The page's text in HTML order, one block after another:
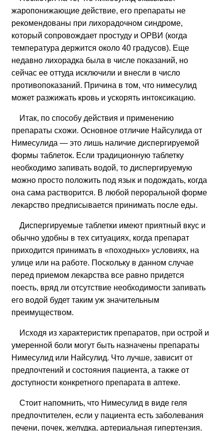
жаропонижающие действие, его препараты не
рекомендованы при лихорадочном синдроме,
который сопровождает простуду и ОРВИ (когда
температура держится около 40 градусов). Еще
недавно лихорадка была в числе показаний, но
сейчас ее оттуда исключили и внесли в число
противопоказаний. Причина в том, что нимесулид
может разжижать кровь и ускорять интоксикацию.
Итак, по способу действия и применению
препараты схожи. Основное отличие Найсулида от
Нимесулида — это лишь наличие диспергируемой
формы таблеток. Если традиционную таблетку
необходимо запивать водой, то диспергируемую
можно просто положить под язык и подождать, когда
она сама растворится. В любой пероральной форме
лекарство предписывается принимать после еды.
Диспергируемые таблетки имеют приятный вкус и
обычно удобны в тех ситуациях, когда препарат
приходится принимать в «походных» условиях, на
улице или на работе. Поскольку в данном случае
перед приемом лекарства все равно придется
поесть, вряд ли отсутствие необходимости запивать
его водой будет таким уж значительным
преимуществом.
Исходя из характеристик препаратов, при острой и
умеренной боли могут быть назначены препараты
Нимесулид или Найсулид. Что лучше, зависит от
предпочтений и состояния пациента, а также от
доступности конкретного препарата в аптеке.
Стоит напомнить, что Нимесулид в виде геля
предпочтителен, если у пациента есть заболевания
печени, почек, желудка, артериальная гипертензия.